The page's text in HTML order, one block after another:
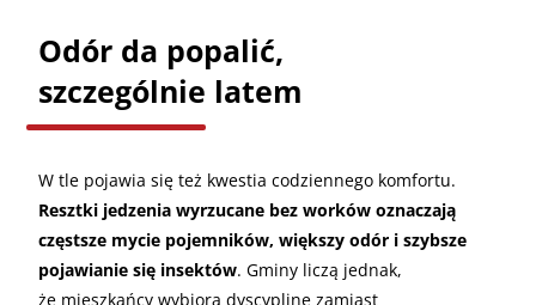
Odór da popalić,
szczególnie latem
W tle pojawia się też kwestia codziennego komfortu.
Resztki jedzenia wyrzucane bez worków oznaczają
częstsze mycie pojemników, większy odór i szybsze
pojawianie się insektów. Gminy liczą jednak,
że mieszkańcy wybiorą dyscyplinę zamiast